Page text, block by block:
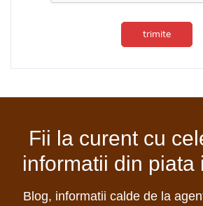
trimite
Fii la curent cu
informatii din piata
Blog, informatii calde de la